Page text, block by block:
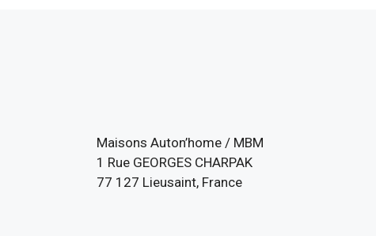
Maisons Auton’home / MBM
1 Rue GEORGES CHARPAK
77 127 Lieusaint, France